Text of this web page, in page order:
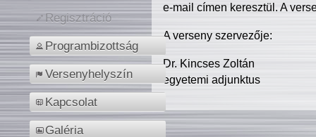
Regisztráció
Programbizottság
Versenyhelyszín
Kapcsolat
Galéria
e-mail címen keresztül. A
A verseny szervezője:
Dr. Kincses Zoltán
egyetemi adjunktus